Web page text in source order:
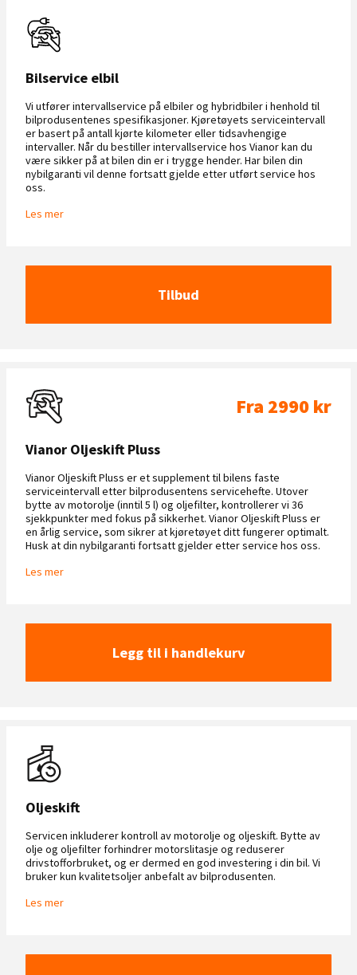
Bilservice elbil
Vi utfører intervallservice på elbiler og hybridbiler i henhold til
bilprodusentenes spesifikasjoner. Kjøretøyets serviceintervall
er basert på antall kjørte kilometer eller tidsavhengige
intervaller. Når du bestiller intervallservice hos Vianor kan du
være sikker på at bilen din er i trygge hender. Har bilen din
nybilgaranti vil denne fortsatt gjelde etter utført service hos
oss.
Les mer
Tilbud
Vianor Oljeskift Pluss
Fra 2990 kr
Vianor Oljeskift Pluss er et supplement til bilens faste
serviceintervall etter bilprodusentens servicehefte. Utover
bytte av motorolje (inntil 5 l) og oljefilter, kontrollerer vi 36
sjekkpunkter med fokus på sikkerhet. Vianor Oljeskift Pluss er
en årlig service, som sikrer at kjøretøyet ditt fungerer optimalt.
Husk at din nybilgaranti fortsatt gjelder etter service hos oss.
Les mer
Legg til i handlekurv
Oljeskift
Servicen inkluderer kontroll av motorolje og oljeskift. Bytte av
olje og oljefilter forhindrer motorslitasje og reduserer
drivstofforbruket, og er dermed en god investering i din bil. Vi
bruker kun kvalitetsoljer anbefalt av bilprodusenten.
Les mer